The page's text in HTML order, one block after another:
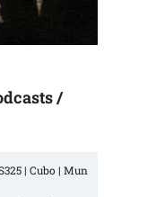
/
| Cubo | Mun